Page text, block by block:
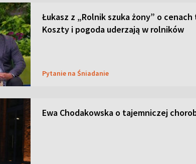
Łukasz z „Rolnik szuka żony” o
Koszty i pogoda uderzają w rolników
Pytanie na Śniadanie
Ewa Chodakowska o tajemniczej